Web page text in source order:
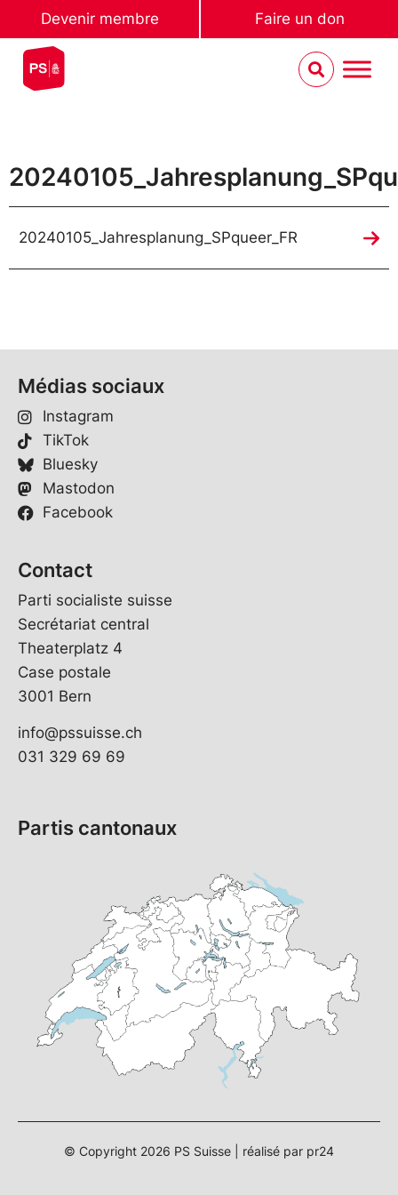
Devenir membre Faire un don
20240105_Jahresplanung_SPqueer_FR
Médias sociaux
Instagram
TikTok
Bluesky
Mastodon
Facebook
Contact
Parti socialiste suisse
Secrétariat central
Theaterplatz 4
Case postale
3001 Bern
info@pssuisse.ch
031 329 69 69
Partis cantonaux
© Copyright 2026 PS Suisse | réalisé par pr24